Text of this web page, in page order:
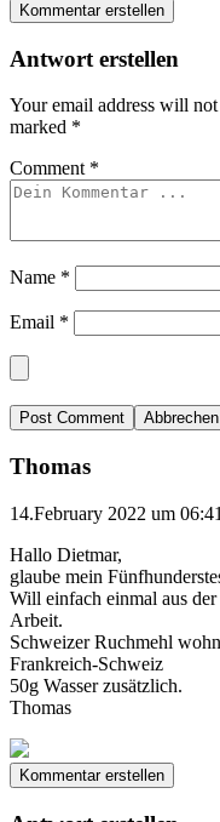
Kommentar erstellen
Antwort erstellen
Your email address will
marked *
Comment *
Name *
Email *
Abbrechen
Thomas
14.February 2022 um
Hallo Dietmar,
glaube mein
Will einfach einmal aus
Arbeit.
Schweizer Ruchmehl
Frankreich-Schweiz
50g Wasser zusätzlich.
Thomas
Kommentar erstellen